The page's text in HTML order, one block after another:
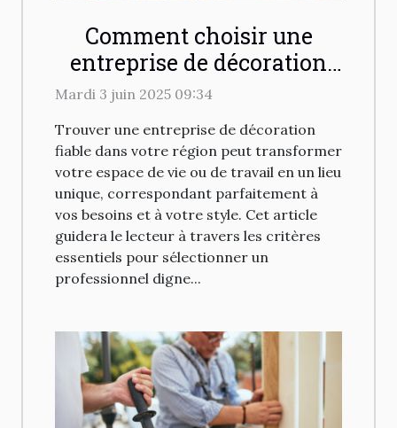
Comment choisir une
entreprise de décoration
fiable dans votre région
Mardi 3 juin 2025 09:34
Trouver une entreprise de décoration
fiable dans votre région peut transformer
votre espace de vie ou de travail en un lieu
unique, correspondant parfaitement à
vos besoins et à votre style. Cet article
guidera le lecteur à travers les critères
essentiels pour sélectionner un
professionnel digne...